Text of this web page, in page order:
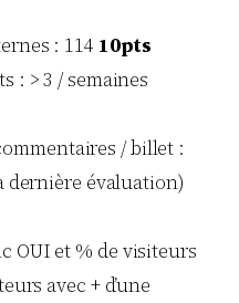
: 114 10pts
: > 3 / semaines
/ billet :
dernière évaluation)
OUI et % de visiteurs
avec + d’une